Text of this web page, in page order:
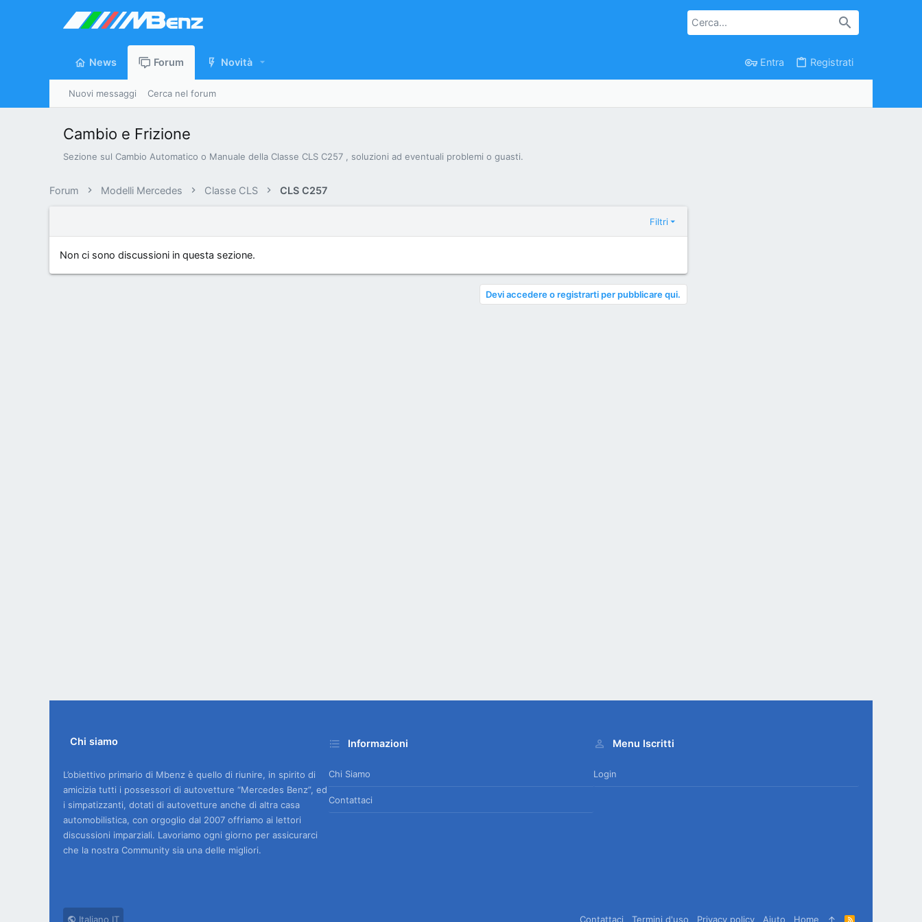
News Forum Novità Entra Registrati
Nuovi messaggi Cerca nel forum
Cambio e Frizione
Sezione sul Cambio Automatico o Manuale della Classe CLS C257 , soluzioni ad eventuali problemi o guasti.
Forum Modelli Mercedes Classe CLS CLS C257
Filtri
Non ci sono discussioni in questa sezione.
Devi accedere o registrarti per pubblicare qui.
Chi siamo
L’obiettivo primario di Mbenz è quello di riunire, in spirito di
amicizia tutti i possessori di autovetture “Mercedes Benz”, ed
i simpatizzanti, dotati di autovetture anche di altra casa
automobilistica, con orgoglio dal 2007 offriamo ai lettori
discussioni imparziali. Lavoriamo ogni giorno per assicurarci
che la nostra Community sia una delle migliori.
Informazioni
Chi Siamo
Contattaci
Menu Iscritti
Login
Italiano IT Contattaci Termini d'uso Privacy policy Aiuto Home R